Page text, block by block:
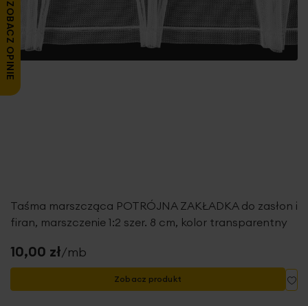
Taśma marszcząca POTRÓJNA ZAKŁADKA do zasłon i
firan, marszczenie 1:2 szer. 8 cm, kolor transparentny
10,00 zł/mb
Zobacz produkt
ZOBACZ OPINIE